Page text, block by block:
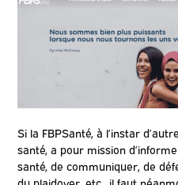
Si la FBPSanté, à l’instar
santé, a pour mission
santé, de communiquer, de